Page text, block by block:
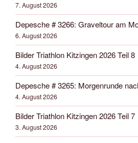
7. August 2026
Depesche # 3266: Graveltour am
6. August 2026
Bilder Triathlon Kitzingen 2026 Teil 8
4. August 2026
Depesche # 3265: Morgenrunde
4. August 2026
Bilder Triathlon Kitzingen 2026 Teil 7
3. August 2026